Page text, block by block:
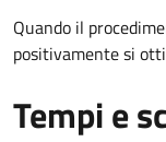
Quando il
positivamente si
Tempi e